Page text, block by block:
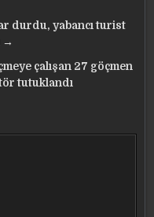
durdu, yabancı turist
→
çalışan 27 göçmen
tutuklandı